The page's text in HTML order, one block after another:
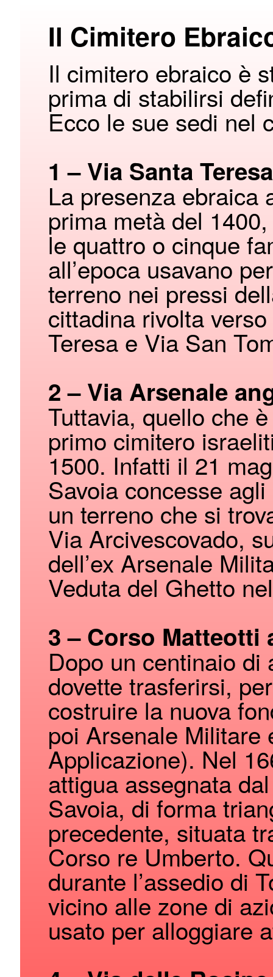
Il Cimitero
Il cimitero ebraico è
prima di stabilirsi
Ecco le sue sedi nel
1 – Via Santa
La presenza ebraica
prima metà del
le quattro o cinque
all’epoca usavano
terreno nei pressi
cittadina rivolta
Teresa e Via San
2 – Via Arsenale
Tuttavia, quello che
primo cimitero
1500. Infatti il 21
Savoia concesse
un terreno che si
Via Arcivescovado,
dell’ex Arsenale
Veduta del Ghetto
3 – Corso Matteotti
Dopo un centinaio
dovette trasferirsi,
costruire la nuova
poi Arsenale Militare
Applicazione). Nel
attigua assegnata
Savoia, di forma
precedente, situata
Corso re Umberto.
durante l’assedio di
vicino alle zone di
usato per alloggiare